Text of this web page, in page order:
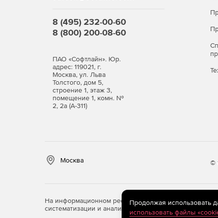
8 (495) 232-00-60
8 (800) 200-08-60
ПАО «Софтлайн». Юр.
адрес: 119021, г.
Москва, ул. Льва
Толстого, дом 5,
строение 1, этаж 3,
помещение 1, комн. №
2, 2а (А-311)
Москва ©
На информационном ресурсе store.softline.ru
систематизации и анализа сведений, относящихся
Продолжая использовать
использовать файлы